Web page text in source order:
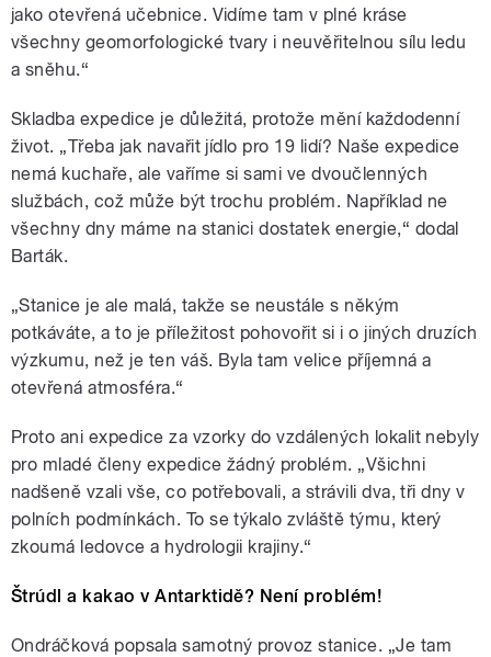
jako otevřená učebnice. Vidíme tam v plné kráse
všechny geomorfologické tvary i neuvěřitelnou sílu ledu
a sněhu.“
Skladba expedice je důležitá, protože mění každodenní
život. „Třeba jak navařit jídlo pro 19 lidí? Naše expedice
nemá kuchaře, ale vaříme si sami ve dvoučlenných
službách, což může být trochu problém. Například ne
všechny dny máme na stanici dostatek energie,“ dodal
Barták.
„Stanice je ale malá, takže se neustále s někým
potkáváte, a to je příležitost pohovořit si i o jiných druzích
výzkumu, než je ten váš. Byla tam velice příjemná a
otevřená atmosféra.“
Proto ani expedice za vzorky do vzdálených lokalit nebyly
pro mladé členy expedice žádný problém. „Všichni
nadšeně vzali vše, co potřebovali, a strávili dva, tři dny v
polních podmínkách. To se týkalo zvláště týmu, který
zkoumá ledovce a hydrologii krajiny.“
Štrúdl a kakao v Antarktidě? Není problém!
Ondráčková popsala samotný provoz stanice. „Je tam